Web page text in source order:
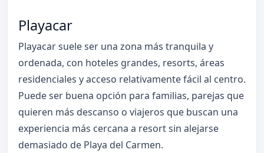
Playacar
Playacar suele ser una zona más tranquila y
ordenada, con hoteles grandes, resorts, áreas
residenciales y acceso relativamente fácil al centro.
Puede ser buena opción para familias, parejas que
quieren más descanso o viajeros que buscan una
experiencia más cercana a resort sin alejarse
demasiado de Playa del Carmen.